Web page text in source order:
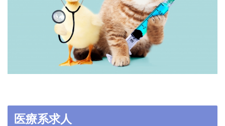
医療系求人